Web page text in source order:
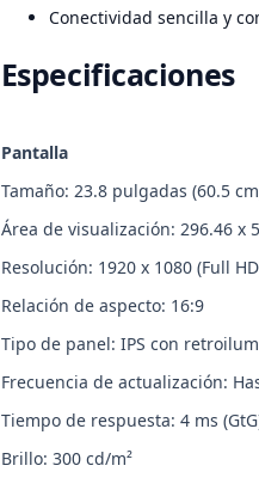
Conectividad sencilla y
Especificaciones
Pantalla
Tamaño: 23.8 pulgadas (60.5
Área de visualización: 296.46 x
Resolución: 1920 x 1080 (Full
Relación de aspecto: 16:9
Tipo de panel: IPS con
Frecuencia de actualización:
Tiempo de respuesta: 4 ms
Brillo: 300 cd/m²